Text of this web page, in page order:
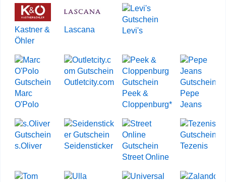
Kastner &
Öhler
Lascana Levi's
Marc
O'Polo
Outletcity.com
Peek &
Cloppenburg*
Pepe
Jeans
s.Oliver
Seidensticker
Street Online
Tezenis